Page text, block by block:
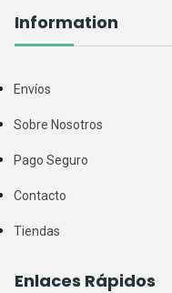
Information
Envíos
Sobre Nosotros
Pago Seguro
Contacto
Tiendas
Enlaces Rápidos